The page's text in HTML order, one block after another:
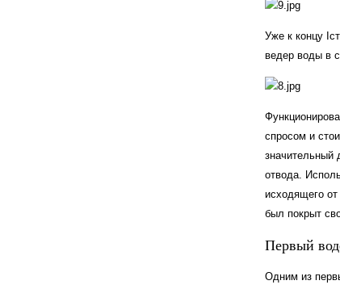
Уже к концу
ведер воды в
спросом и
значительный
отвода.
исходящего
был покрыт
Первый
Одним из